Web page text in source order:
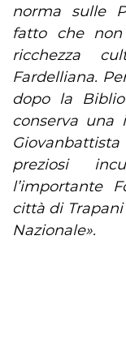
norma sulle
fatto che
ricchezza
Fardelliana.
dopo la
conserva una
preziosi
l’importante
città di
Nazionale».